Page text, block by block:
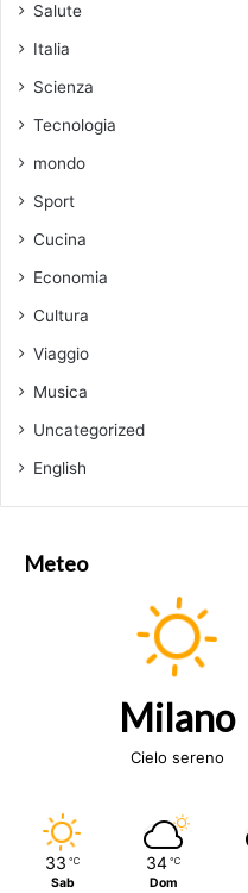
Salute
Italia
Scienza
Tecnologia
mondo
Sport
Cucina
Economia
Cultura
Viaggio
Musica
Uncategorized
English
Meteo
Milano
Cielo sereno
33 ℃
Sab
34 ℃
Dom